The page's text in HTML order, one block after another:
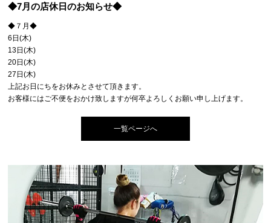
◆7月の店休日のお知らせ◆
◆７月◆
6日(木)
13日(木)
20日(木)
27日(木)
上記お日にちをお休みとさせて頂きます。
お客様にはご不便をおかけ致しますが何卒よろしくお願い申し上げます。
一覧ページへ